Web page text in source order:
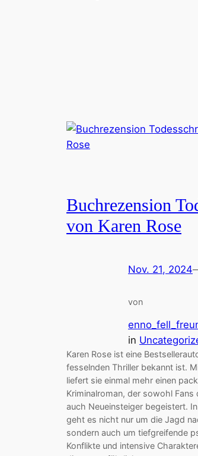
Buchrezension
von Karen Rose
Nov. 21, 2024
von
in
Karen Rose ist eine
fesselnden Thriller bekannt ist.
liefert sie einmal mehr einen
Kriminalroman, der sowohl Fans
auch Neueinsteiger begeistert.
geht es nicht nur um die Jagd
sondern auch um tiefgreifende
Konflikte und intensive